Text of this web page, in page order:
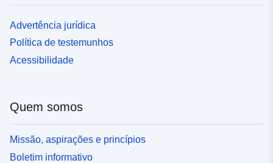
Advertência jurídica
Política de testemunhos
Acessibilidade
Quem somos
Missão, aspirações e princípios
Boletim informativo